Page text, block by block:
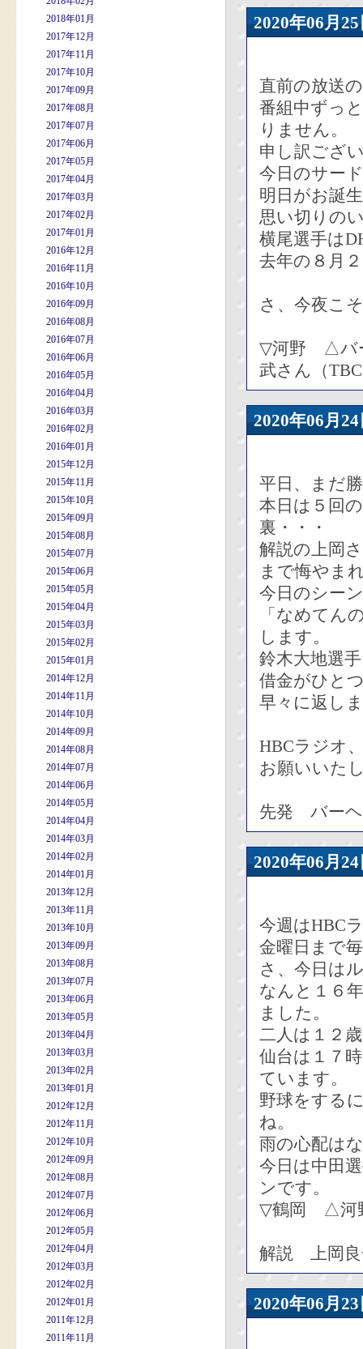
2018年01月
2017年12月
2017年11月
2017年10月
2017年09月
2017年08月
2017年07月
2017年06月
2017年05月
2017年04月
2017年03月
2017年02月
2017年01月
2016年12月
2016年11月
2016年10月
2016年09月
2016年08月
2016年07月
2016年06月
2016年05月
2016年04月
2016年03月
2016年02月
2016年01月
2015年12月
2015年11月
2015年10月
2015年09月
2015年08月
2015年07月
2015年06月
2015年05月
2015年04月
2015年03月
2015年02月
2015年01月
2014年12月
2014年11月
2014年10月
2014年09月
2014年08月
2014年07月
2014年06月
2014年05月
2014年04月
2014年03月
2014年02月
2014年01月
2013年12月
2013年11月
2013年10月
2013年09月
2013年08月
2013年07月
2013年06月
2013年05月
2013年04月
2013年03月
2013年02月
2013年01月
2012年12月
2012年11月
2012年10月
2012年09月
2012年08月
2012年07月
2012年06月
2012年05月
2012年04月
2012年03月
2012年02月
2012年01月
2011年12月
2011年11月
2020年06
直前の放送
番組中ずっ
りません。
申し訳ござ
今日のサー
明日がお誕
思い切りの
横尾選手は
去年の８月
さ、今夜こ
▽河野 △バ
武さん（
2020年06
平日、まだ
本日は５回
裏・・・
解説の上岡
まで悔やま
今日のシー
「なめてん
します。
鈴木大地選
借金がひと
早々に返し
HBCラジオ
お願いいた
先発 バー
2020年06
今週はHBC
金曜日まで
さ、今日は
なんと１６
ました。
二人は１２
仙台は１７
ています。
野球をする
ね。
雨の心配は
今日は中田
ンです。
▽鶴岡 △河
解説 上岡
2020年06